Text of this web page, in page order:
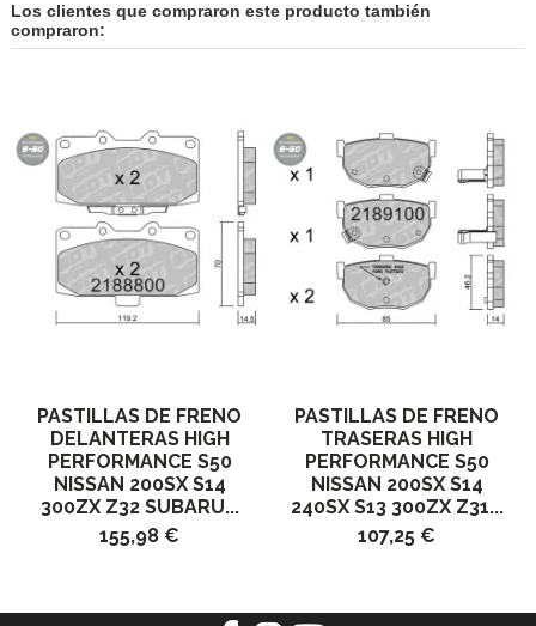
Los clientes que compraron este producto también
compraron:
PASTILLAS DE FRENO
DELANTERAS HIGH
PERFORMANCE S50
NISSAN 200SX S14
300ZX Z32 SUBARU...
155,98 €
PASTILLAS DE FRENO
TRASERAS HIGH
PERFORMANCE S50
NISSAN 200SX S14
240SX S13 300ZX Z31...
107,25 €